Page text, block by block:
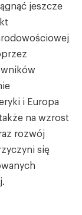
jeszcze
i Europa
na wzrost
rozwój
się